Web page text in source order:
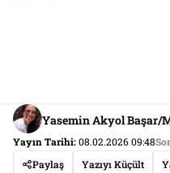
Yasemin Akyol Başar/
Yayın Tarihi:08.02.2026 09:48
Paylaş
Yazıyı Küçült